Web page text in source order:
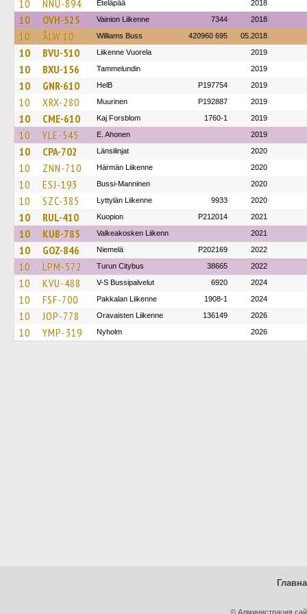
10 NNU-894 Eteläpää 2018
10 OVH-525 Vainion Liikenne 7344 2018
10 ÅLW 10 Williams Buss 420960 695 05.2018
10 BVU-510 Liikenne Vuorela 2019
10 BXU-156 Tammelundin 2019
10 GNR-610 HelB P197754 2019
10 XRX-280 Muurinen P192887 2019
10 CME-610 Kaj Forsblom 1760-1 2019
10 YLE-545 E. Ahonen 2019
10 CPA-702 Länsilinjat 2020
10 ZNN-710 Härmän Liikenne 2020
10 ESJ-193 Bussi-Manninen 2020
10 SZC-385 Lyttylän Liikenne 9933 2020
10 RUL-410 Kuopion P212014 2021
10 KUB-785 Valkeakosken Liikenn 2021
10 GOZ-846 Niemelä P202169 2022
10 LPM-572 Turun Citybus 38665 2022
10 KVU-488 V-S Bussipalvelut 6920 2024
10 FSF-700 Pakkalan Liikenne 1908-1 2024
10 JOP-778 Oravaisten Liikenne 136149 2026
10 YMP-319 Nyholm 2026
© Администрация